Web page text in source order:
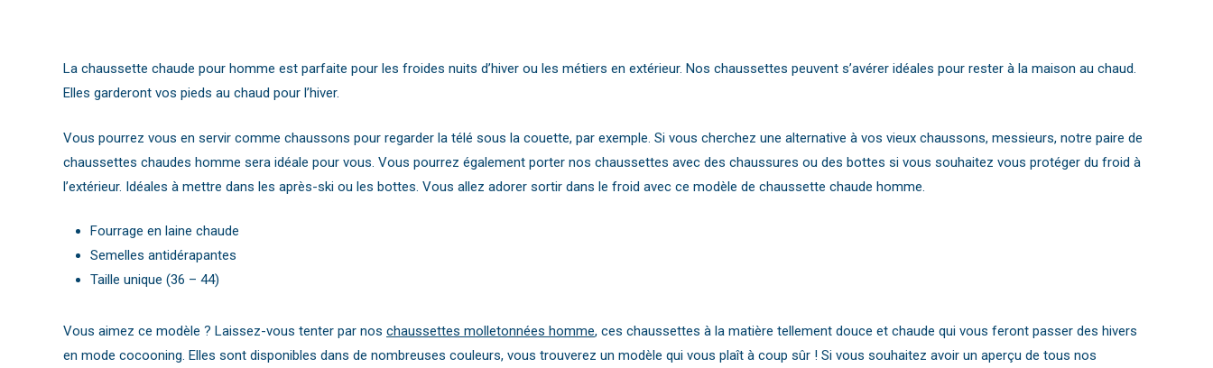
La chaussette chaude pour homme est parfaite pour les froides nuits d’hiver ou les métiers en extérieur. Nos chaussettes peuvent s’avérer idéales pour rester à la maison au chaud.
Elles garderont vos pieds au chaud pour l’hiver.
Vous pourrez vous en servir comme chaussons pour regarder la télé sous la couette, par exemple. Si vous cherchez une alternative à vos vieux chaussons, messieurs, notre paire de
chaussettes chaudes homme sera idéale pour vous. Vous pourrez également porter nos chaussettes avec des chaussures ou des bottes si vous souhaitez vous protéger du froid à
l’extérieur. Idéales à mettre dans les après-ski ou les bottes. Vous allez adorer sortir dans le froid avec ce modèle de chaussette chaude homme.
Fourrage en laine chaude
Semelles antidérapantes
Taille unique (36 – 44)
Vous aimez ce modèle ? Laissez-vous tenter par nos chaussettes molletonnées homme, ces chaussettes à la matière tellement douce et chaude qui vous feront passer des hivers
en mode cocooning. Elles sont disponibles dans de nombreuses couleurs, vous trouverez un modèle qui vous plaît à coup sûr ! Si vous souhaitez avoir un aperçu de tous nos